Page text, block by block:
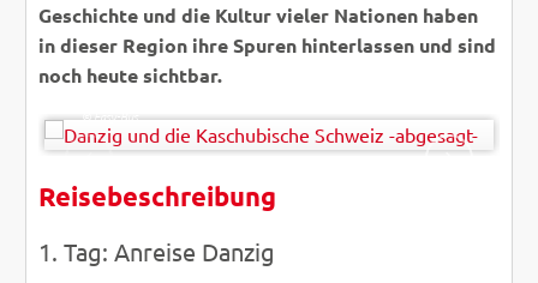
Geschichte und die Kultur vieler Nationen haben
in dieser Region ihre Spuren hinterlassen und sind
noch heute sichtbar.
ZURÜCK
© Easy-Bus
Reisebeschreibung
1. Tag: Anreise Danzig